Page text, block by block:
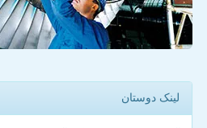
لینک دوستان